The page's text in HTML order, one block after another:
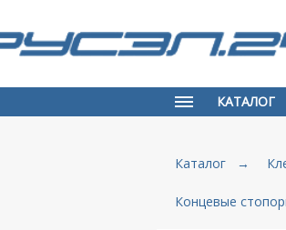
КАТАЛОГ
Каталог →
Концевые